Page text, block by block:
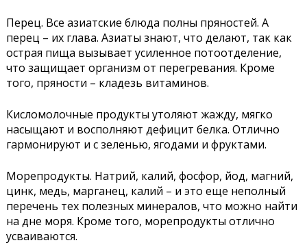
Перец. Все азиатские блюда полны пряностей. А
перец – их глава. Азиаты знают, что делают, так как
острая пища вызывает усиленное потоотделение,
что защищает организм от перегревания. Кроме
того, пряности – кладезь витаминов.
Кисломолочные продукты утоляют жажду, мягко
насыщают и восполняют дефицит белка. Отлично
гармонируют и с зеленью, ягодами и фруктами.
Морепродукты. Натрий, калий, фосфор, йод, магний,
цинк, медь, марганец, калий – и это еще неполный
перечень тех полезных минералов, что можно найти
на дне моря. Кроме того, морепродукты отлично
усваиваются.